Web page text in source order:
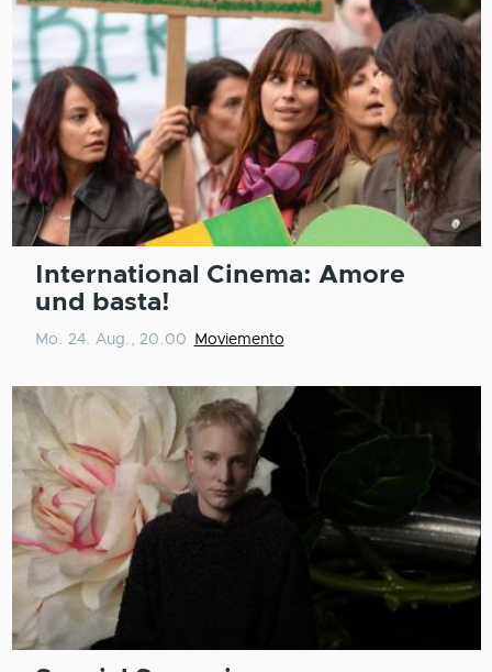
International Cinema: Amore
und basta!
Mo. 24. Aug., 20.00 Moviemento